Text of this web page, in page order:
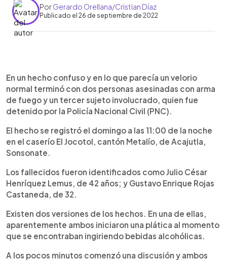
PorGerardo Orellana/Cristian Díaz
Publicado el 26 de septiembre de 2022
Escuchar artículo
En un hecho confuso y en lo que parecía un velorio
normal terminó con dos personas asesinadas con arma
de fuego y un tercer sujeto involucrado, quien fue
detenido por la Policía Nacional Civil (PNC).
El hecho se registró el domingo a las 11:00 de la noche
en el caserío El Jocotol, cantón Metalío, de Acajutla,
Sonsonate.
Los fallecidos fueron identificados como Julio César
Henríquez Lemus, de 42 años; y Gustavo Enrique Rojas
Castaneda, de 32.
Existen dos versiones de los hechos. En una de ellas,
aparentemente ambos iniciaron una plática al momento
que se encontraban ingiriendo bebidas alcohólicas.
A los pocos minutos comenzó una discusión y ambos